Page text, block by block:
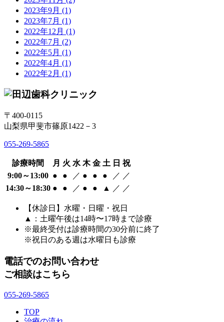
2023年9月 (1)
2023年7月 (1)
2022年12月 (1)
2022年7月 (2)
2022年5月 (1)
2022年4月 (1)
2022年2月 (1)
〒400-0115
山梨県甲斐市篠原1422－3
055-269-5865
診療時間 月 火 水 木 金 土 日 祝
9:00～13:00 ● ● ／ ● ● ● ／ ／
14:30～18:30 ● ● ／ ● ● ▲ ／ ／
【休診日】水曜・日曜・祝日
▲：土曜午後は14時〜17時まで診療
※最終受付は診療時間の30分前に終了
※祝日のある週は水曜日も診療
電話でのお問い合わせ
ご相談はこちら
055-269-5865
TOP